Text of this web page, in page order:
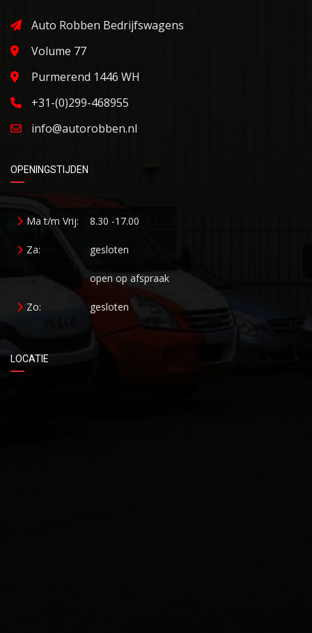
Auto Robben Bedrijfswagens
Volume 77
Purmerend 1446 WH
+31-(0)299-468955
info@autorobben.nl
OPENINGSTIJDEN
Ma t/m Vrij: 8.30 -17.00
Za: gesloten
open op afspraak
Zo: gesloten
LOCATIE